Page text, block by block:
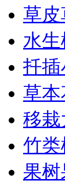
草皮
水生
扦
草
移
竹类
果